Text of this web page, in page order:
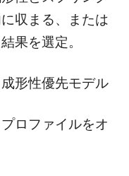
収まる、または
果を選定。
形性優先モデル
ロファイルをオ